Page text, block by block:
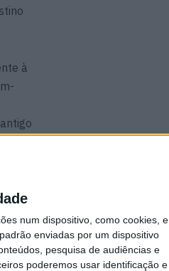
num dispositivo, como cookies, e
enviadas por um dispositivo
pesquisa de audiências e
poderemos usar identificação e
à
em